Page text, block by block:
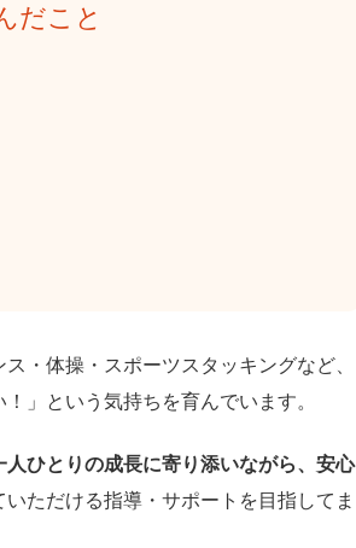
だこと
・体操・スポーツスタッキングなど、
」という気持ちを育んでいます。
人ひとりの成長に寄り添いながら、安心
ただける指導・サポートを目指してま